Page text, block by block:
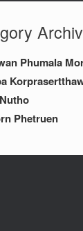
Phumala
Phetruen